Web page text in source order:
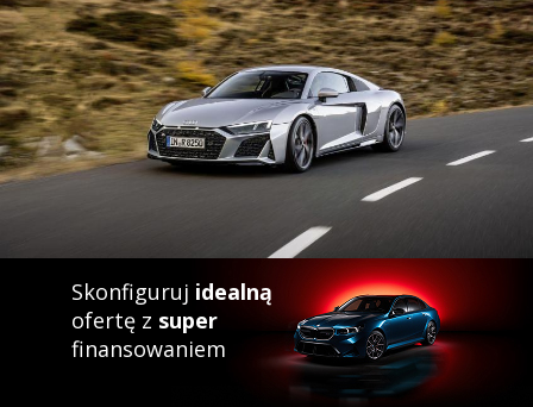
Skonfiguruj idealną
ofertę z super
finansowaniem